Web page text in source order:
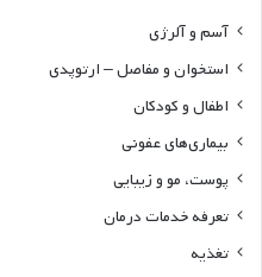
آسم و آلرژی
استخوان و مفاصل – ارتوپدی
اطفال و کودکان
بیماری‌های عفونی
پوست، مو و زیبایی
تعرفه خدمات درمان
تغذیه